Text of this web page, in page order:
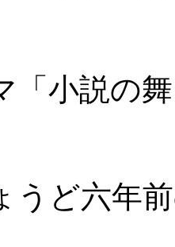
「小説の
ど六年